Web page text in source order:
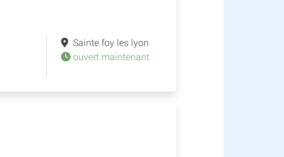
Sainte foy les lyon
ouvert maintenant